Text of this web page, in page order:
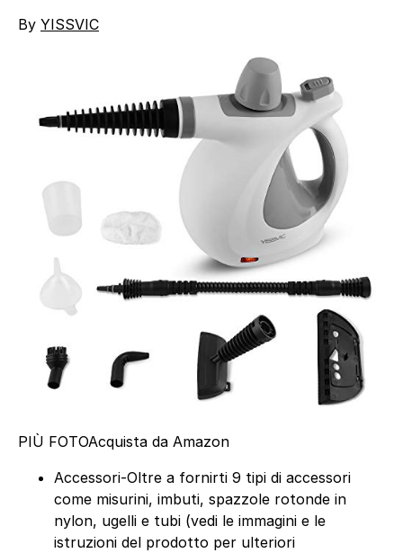
By YISSVIC
PIÙ FOTOAcquista da Amazon
Accessori-Oltre a fornirti 9 tipi di accessori
come misurini, imbuti, spazzole rotonde in
nylon, ugelli e tubi (vedi le immagini e le
istruzioni del prodotto per ulteriori